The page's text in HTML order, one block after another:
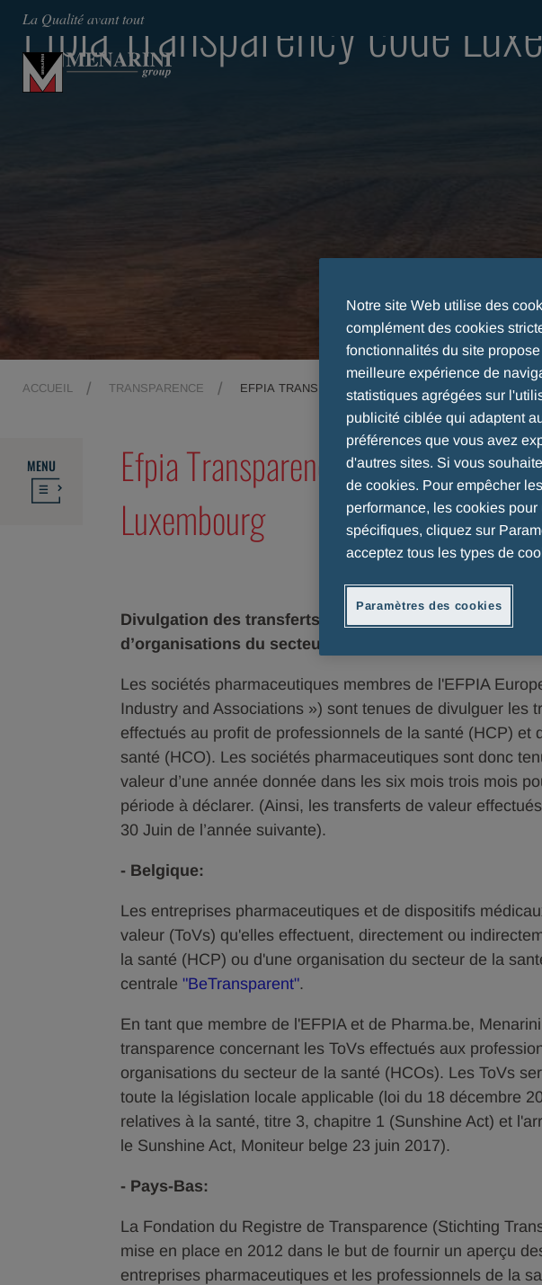
La Qualité avant tout
Efpia Transparency code
ACCUEIL TRANSPARENCE EFPIA TRANSPARENCY CODE LUXEMBOURG
MENU
Efpia Transparency code
Luxembourg
Divulgation des transferts de valeur effectués au
d’organisations du secteur de la santé.
Les sociétés pharmaceutiques membres de l'EFPIA
Industry and Associations ») sont tenues de divulguer les
effectués au profit de professionnels de la santé (HCP) et
santé (HCO). Les sociétés pharmaceutiques sont donc
valeur d’une année donnée dans les six mois trois mois
période à déclarer. (Ainsi, les transferts de valeur
30 Juin de l’année suivante).
- Belgique:
Les entreprises pharmaceutiques et de dispositifs
valeur (ToVs) qu'elles effectuent, directement ou
la santé (HCP) ou d'une organisation du secteur de la
centrale "BeTransparent".
En tant que membre de l'EFPIA et de Pharma.be,
transparence concernant les ToVs effectués aux
organisations du secteur de la santé (HCOs). Les ToVs
toute la législation locale applicable (loi du 18 décembre
relatives à la santé, titre 3, chapitre 1 (Sunshine Act) et
le Sunshine Act, Moniteur belge 23 juin 2017).
- Pays-Bas:
La Fondation du Registre de Transparence (Stichting
mise en place en 2012 dans le but de fournir un aperçu
entreprises pharmaceutiques et les professionnels de la
Notre site Web utilise des
complément des cookies
fonctionnalités du site
meilleure expérience de
statistiques agrégées sur
publicité ciblée qui adaptent
préférences que vous avez
d'autres sites. Si vous
de cookies. Pour empêcher
performance, les cookies
spécifiques, cliquez sur
acceptez tous les types de
Paramètres des cookies